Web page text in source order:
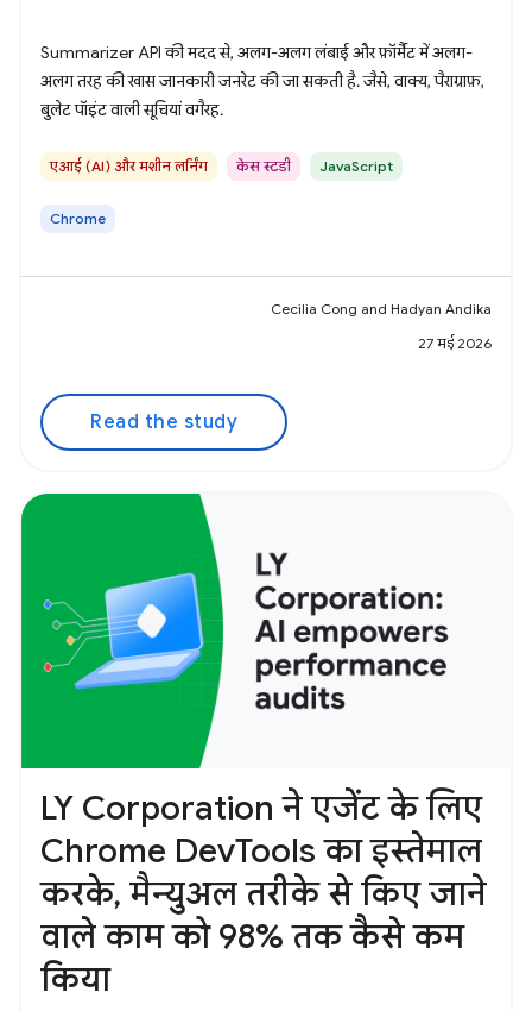
Summarizer API की मदद से, अलग-अलग लंबाई और फ़ॉर्मैट में अलग-
अलग तरह की खास जानकारी जनरेट की जा सकती है. जैसे, वाक्य, पैराग्राफ़,
बुलेट पॉइंट वाली सूचियां वगैरह.
एआई (AI) और मशीन लर्निंग केस स्टडी JavaScript
Chrome
Cecilia Cong and Hadyan Andika
27 मई 2026
Read the study
LY Corporation ने एजेंट के लिए
Chrome DevTools का इस्तेमाल
करके, मैन्युअल तरीके से किए जाने
वाले काम को 98% तक कैसे कम
किया